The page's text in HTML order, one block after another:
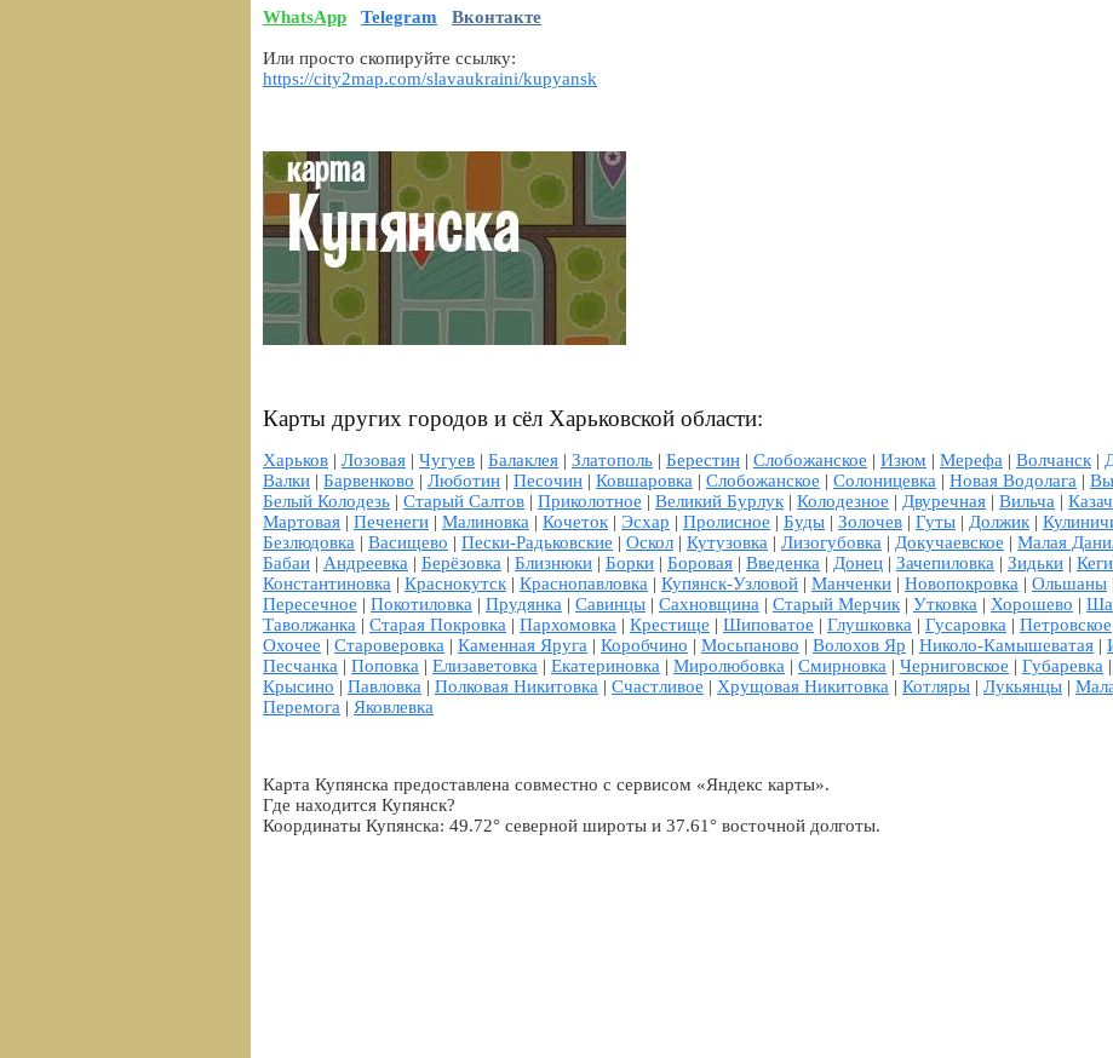
WhatsApp
Telegram Вконтакте
Или просто скопируйте ссылку:
https://city2map.com/slavaukraini/kupyansk
Карты других городов и сёл Харьковской области:
Харьков | Лозовая | Чугуев | Балаклея | Златополь | Берестин | Слобожанское | Изюм | Мерефа | Волчанск|
Валки | Барвенково | Люботин | Песочин | Ковшаровка | Слобожанское | Солоницевка | Новая Водолага |
Белый Колодезь | Старый Салтов | Приколотное | Великий Бурлук| Колодезное | Двуречная | Вильча |
Мартовая | Печенеги | Малиновка | Кочеток| Эсхар | Пролисное | Буды | Золочев | Гуты | Должик|
Безлюдовка | Васищево | Пески-Радьковские | Оскол | Кутузовка | Лизогубовка | Докучаевское | Малая
Бабаи | Андреевка | Берёзовка | Близнюки | Борки | Боровая | Введенка | Донец | Зачепиловка | Зидьки |
Константиновка | Краснокутск| Краснопавловка | Купянск-Узловой | Манченки | Новопокровка | Ольшаны
Пересечное | Покотиловка | Прудянка | Савинцы | Сахновщина | Старый Мерчик| Утковка | Хорошево |
Таволжанка | Старая Покровка | Пархомовка | Крестище | Шиповатое | Глушковка | Гусаровка | Петровское
Охочее | Староверовка | Каменная Яруга | Коробчино | Мосьпаново | Волохов Яр | Николо-Камышеватая |
Песчанка | Поповка | Елизаветовка | Екатериновка | Миролюбовка | Смирновка | Черниговское | Губаревка |
Крысино | Павловка | Полковая Никитовка | Счастливое | Хрущовая Никитовка | Котляры | Лукьянцы |
Перемога | Яковлевка
Карта Купянска предоставлена совместно с сервисом «Яндекс карты».
Где находится Купянск?
Координаты Купянска: 49.72° северной широты и 37.61° восточной долготы.